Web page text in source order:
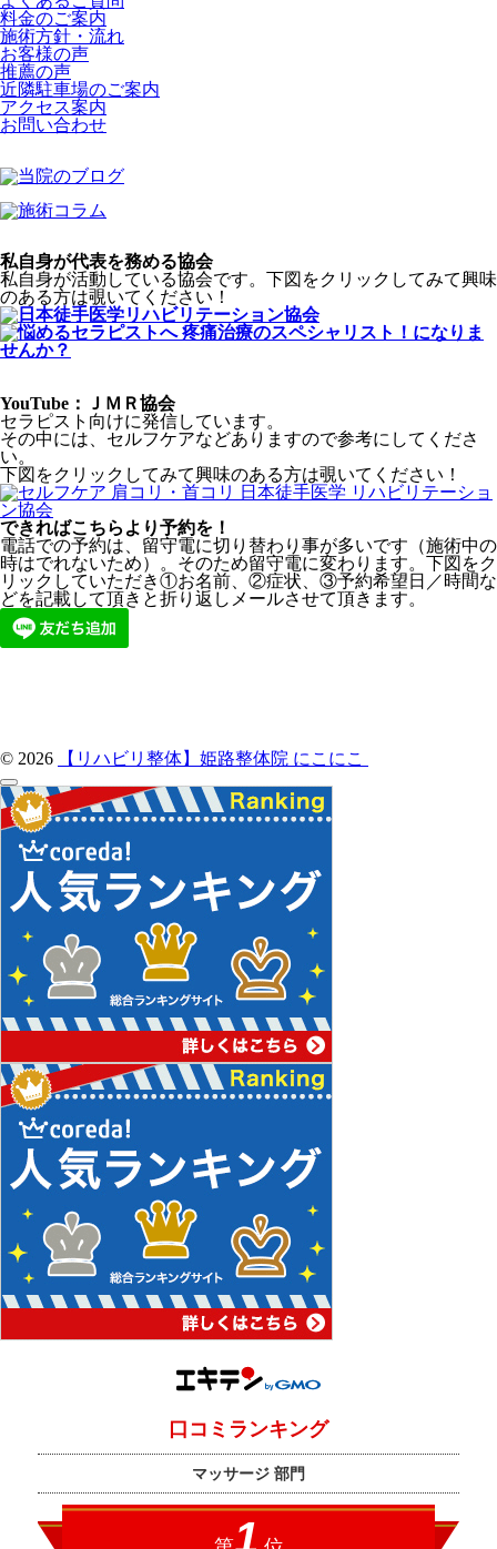
料金のご案内
施術方針・流れ
お客様の声
推薦の声
近隣駐車場のご案内
アクセス案内
お問い合わせ
私自身が代表を務める協会
私自身が活動している協会です。下図をクリックしてみて興味
のある方は覗いてください！
YouTube：ＪＭＲ協会
セラピスト向けに発信しています。
その中には、セルフケアなどありますので参考にしてくださ
い。
下図をクリックしてみて興味のある方は覗いてください！
できればこちらより予約を！
電話での予約は、留守電に切り替わり事が多いです（施術中の
時はでれないため）。そのため留守電に変わります。下図をク
リックしていただき①お名前、②症状、③予約希望日／時間な
どを記載して頂きと折り返しメールさせて頂きます。
© 2026 【リハビリ整体】姫路整体院 にこにこ